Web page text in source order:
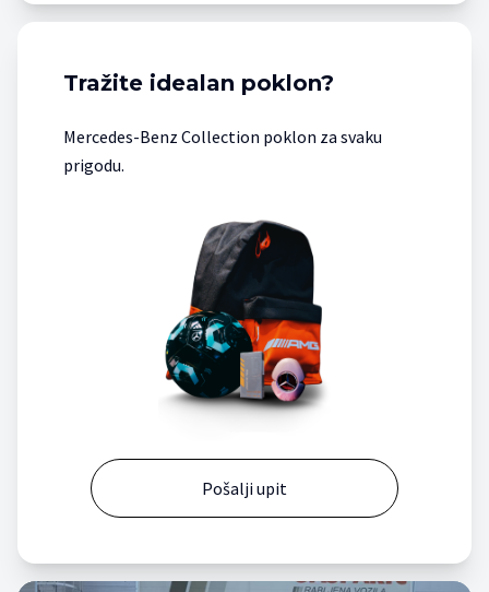
Tražite idealan poklon?
Mercedes-Benz Collection poklon za svaku
prigodu.
Pošalji upit